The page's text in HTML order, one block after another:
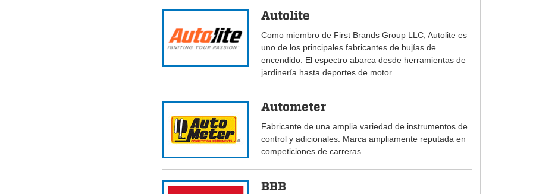
Autolite
Como miembro de First Brands Group LLC, Autolite es
uno de los principales fabricantes de bujías de
encendido. El espectro abarca desde herramientas de
jardinería hasta deportes de motor.
Autometer
Fabricante de una amplia variedad de instrumentos de
control y adicionales. Marca ampliamente reputada en
competiciones de carreras.
BBB